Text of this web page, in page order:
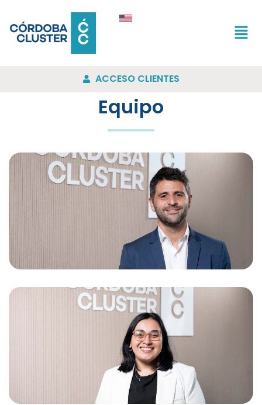
ACCESO CLIENTES
Equipo
Gonzalo Valenci
Director Ejecutivo
Lorena Llanes
Cluster Manager